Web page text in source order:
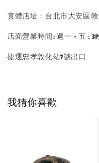
實體店址：台北市大安區敦
店面營業時間: 週一 - 五 :
捷運忠孝敦化站7號出口
我猜你喜歡